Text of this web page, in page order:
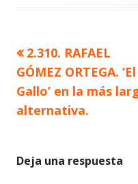
Navegación
de
entradas
Artículo
anterior
2.310. RAFAEL
GÓMEZ ORTEGA. ‘El
Gallo’ en la más
alternativa.
Deja una respuesta